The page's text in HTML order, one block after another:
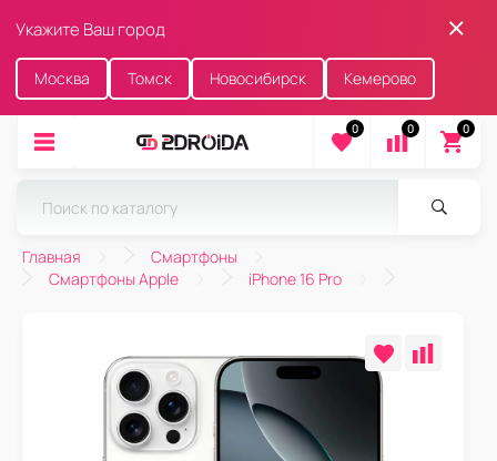
Укажите Ваш город
Москва Томск Новосибирск Кемерово
0 0 0
Главная
Смартфоны
Смартфоны Apple
iPhone 16 Pro